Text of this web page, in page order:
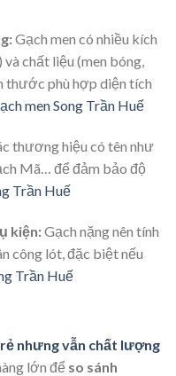
Gạch men có nhiều kích
chất liệu (men bóng,
thước phù hợp diện tích
men Song Trần Huế
thương hiệu có tên như
Mã… để đảm bảo độ
Trần Huế
kiện:Gạch nặng nên tính
công lót, đặc biệt nếu
Trần Huế
rẻ nhưng vẫn chất lượng
lớn để so sánh